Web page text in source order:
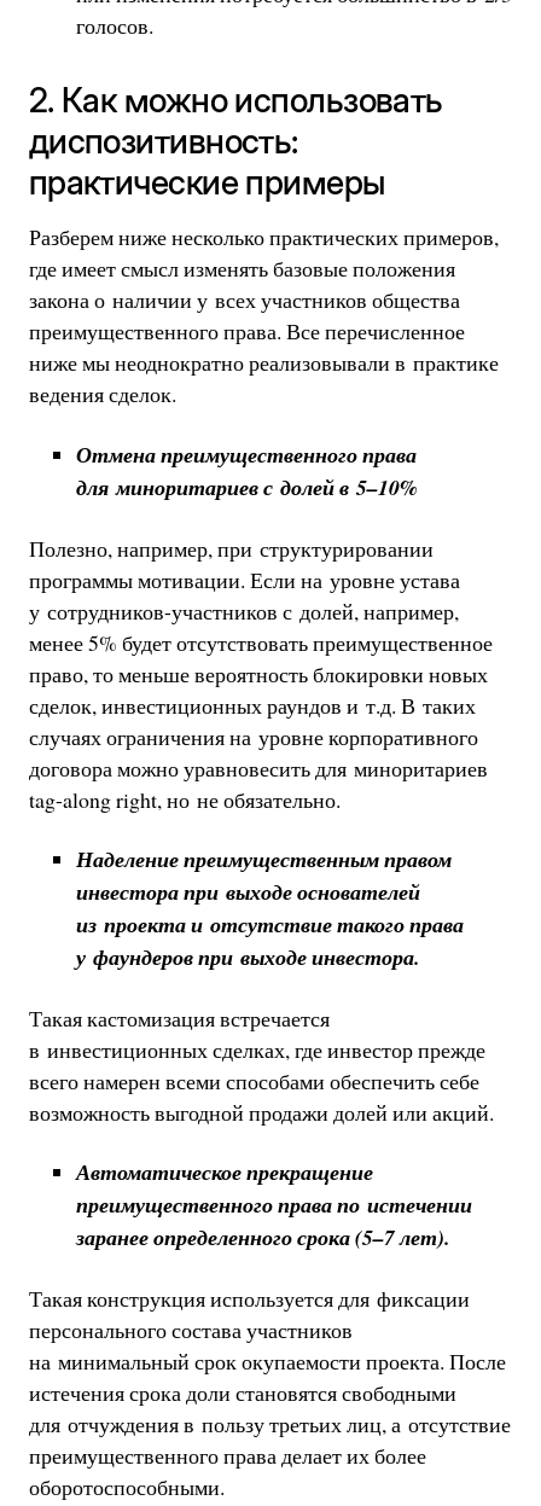
голосов.
2. Как можно использовать
диспозитивность:
практические примеры
Разберем ниже несколько практических примеров,
где имеет смысл изменять базовые положения
закона о наличии у всех участников общества
преимущественного права. Все перечисленное
ниже мы неоднократно реализовывали в практике
ведения сделок.
Отмена преимущественного права
для миноритариев с долей в 5–10%
Полезно, например, при структурировании
программы мотивации. Если на уровне устава
у сотрудников-участников с долей, например,
менее 5% будет отсутствовать преимущественное
право, то меньше вероятность блокировки новых
сделок, инвестиционных раундов и т.д. В таких
случаях ограничения на уровне корпоративного
договора можно уравновесить для миноритариев
tag-along right, но не обязательно.
Наделение преимущественным правом
инвестора при выходе основателей
из проекта и отсутствие такого права
у фаундеров при выходе инвестора.
Такая кастомизация встречается
в инвестиционных сделках, где инвестор прежде
всего намерен всеми способами обеспечить себе
возможность выгодной продажи долей или акций.
Автоматическое прекращение
преимущественного права по истечении
заранее определенного срока (5–7 лет).
Такая конструкция используется для фиксации
персонального состава участников
на минимальный срок окупаемости проекта. После
истечения срока доли становятся свободными
для отчуждения в пользу третьих лиц, а отсутствие
преимущественного права делает их более
оборотоспособными.